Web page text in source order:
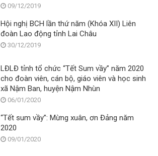
09/12/2019
Hội nghị BCH lần thứ năm (Khóa XII) Liên
đoàn Lao động tỉnh Lai Châu
30/12/2019
LĐLĐ tỉnh tổ chức “Tết Sum vầy” năm 2020
cho đoàn viên, cán bộ, giáo viên và học sinh
xã Nậm Ban, huyện Nậm Nhùn
06/01/2020
“Tết sum vầy”: Mừng xuân, ơn Đảng năm
2020
09/01/2020